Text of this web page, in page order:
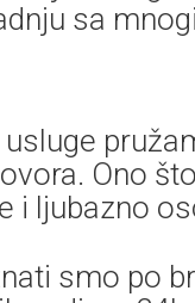
sa
usluge
Ono
i ljubazno
smo po